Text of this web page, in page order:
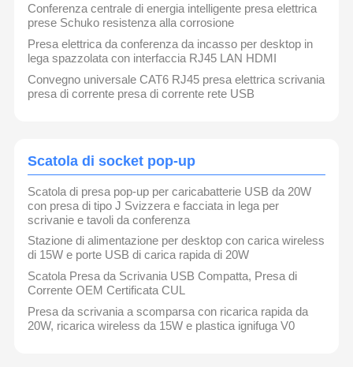
Conferenza centrale di energia intelligente presa elettrica
prese Schuko resistenza alla corrosione
Presa elettrica da conferenza da incasso per desktop in
lega spazzolata con interfaccia RJ45 LAN HDMI
Convegno universale CAT6 RJ45 presa elettrica scrivania
presa di corrente presa di corrente rete USB
Scatola di socket pop-up
Scatola di presa pop-up per caricabatterie USB da 20W
con presa di tipo J Svizzera e facciata in lega per
scrivanie e tavoli da conferenza
Stazione di alimentazione per desktop con carica wireless
di 15W e porte USB di carica rapida di 20W
Scatola Presa da Scrivania USB Compatta, Presa di
Corrente OEM Certificata CUL
Presa da scrivania a scomparsa con ricarica rapida da
20W, ricarica wireless da 15W e plastica ignifuga V0